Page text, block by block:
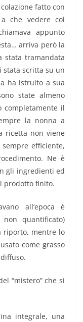
fatto con
che vedere col
appunto
arriva però la
stata tramandata
stata scritta su un
ha istruito a sua
state almeno
completamente il
la nonna a
ricetta non viene
efficiente,
Ne è
gli ingredienti ed
prodotto finito.
all’epoca è
quantificato)
riporto, mentre lo
come grasso
“mistero” che si
integrale, una